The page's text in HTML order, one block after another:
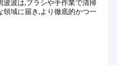
波は,ブラシや手作業で清掃
域に届き,より徹底的かつ一